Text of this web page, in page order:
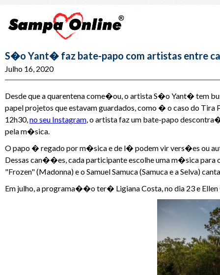
S�o Yant� faz bate-papo com artistas entre
Julho 16, 2020
Desde que a quarentena come�ou, o artista S�o Yant� tem
papel projetos que estavam guardados, como � o caso do
12h30,no seu Instagram, o artista faz um bate-papo
pela m�sica.
O papo � regado por m�sica e de l� podem vir vers�es ou
Dessas can��es, cada participante escolhe uma m�sica
"Frozen" (Madonna) e o Samuel Samuca (Samuca e a Selva)
Em julho, a programa��o ter� Ligiana Costa, no dia 23 e